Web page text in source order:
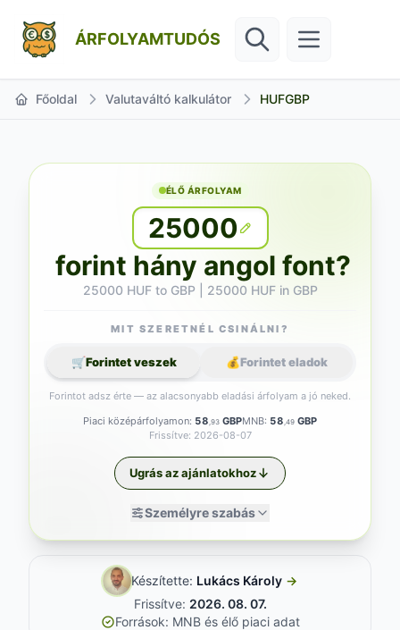
ÁRFOLYAMTUDÓS
Főoldal Valutaváltó kalkulátor HUFGBP
ÉLŐ ÁRFOLYAM
25000
forint hány angol font?
25000 HUF to GBP | 25000 HUF in GBP
Piaci középárfolyamon: 58 ,93 GBPMNB: 58 ,49 GBP
Frissítve: 2026-08-07
Személyre szabás
MIT SZERETNÉL CSINÁLNI?
🛒Forintet veszek 💰Forintet eladok
Forintot adsz érte — az alacsonyabb eladási árfolyam a jó neked.
Ugrás az ajánlatokhoz
Készítette: Lukács Károly →
Frissítve: 2026. 08. 07.
Források: MNB és élő piaci adat